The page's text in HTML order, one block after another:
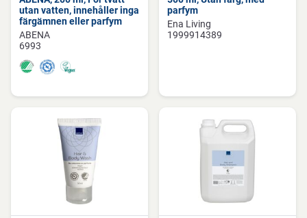
utan vatten, innehåller inga
färgämnen eller parfym
ABENA
6993
parfym
Ena Living
1999914389